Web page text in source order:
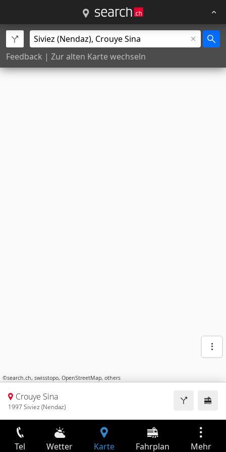
Feedback | Zur alten Karte wechseln
©search.ch, swisstopo, OpenStreetMap, others
Crouye Sina
1997 Siviez (Nendaz)
Tel Wetter Karte Fahrplan Mehr